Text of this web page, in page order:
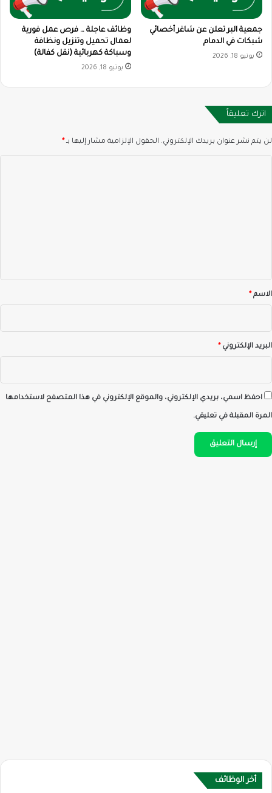
جمعية البر تعلن عن شاغر أخصائي
شبكات في الدمام
يونيو 18, 2026
وظائف عاجلة … فرص عمل فورية
لعمال تحميل وتنزيل ونظافة
وسباكة كهربائية (نقل كفالة)
يونيو 18, 2026
اترك تعليقاً
لن يتم نشر عنوان بريدك الإلكتروني. الحقول الإلزامية مشار إليها بـ*
*الاسم*
البريد الإلكتروني*
احفظ اسمي، بريدي الإلكتروني، والموقع الإلكتروني في هذا المتصفح لاستخدامها
المرة المقبلة في تعليقي.
أخر الوظائف